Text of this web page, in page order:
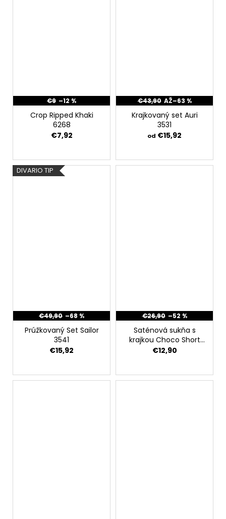
€9 –12 %
Crop Ripped Khaki
6268
€7,92
€43,90 AŽ–63 %
Krajkovaný set Auri
3531
od €15,92
DIVARIO TIP
€49,90 –68 %
Prúžkovaný Set Sailor
3541
€15,92
€26,90 –52 %
Saténová sukňa s
krajkou Choco Short
3787
€12,90